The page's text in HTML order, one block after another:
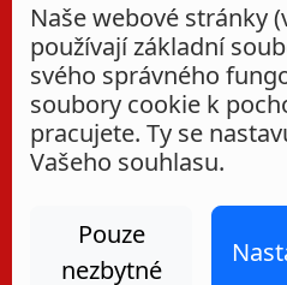
Naše webové stránky
používají základní
svého správného
soubory cookie k
pracujete. Ty se
Vašeho souhlasu.
Pouze
nezbytné